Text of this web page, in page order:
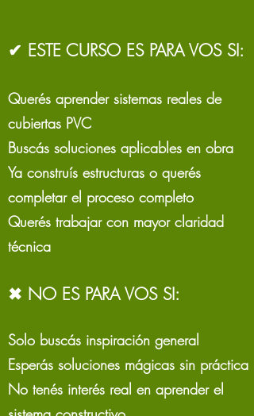
✔ ESTE CURSO ES PARA VOS SI:
Querés aprender sistemas reales de
cubiertas PVC
Buscás soluciones aplicables en obra
Ya construís estructuras o querés
completar el proceso completo
Querés trabajar con mayor claridad
técnica
✖ NO ES PARA VOS SI:
Solo buscás inspiración general
Esperás soluciones mágicas sin práctica
No tenés interés real en aprender el